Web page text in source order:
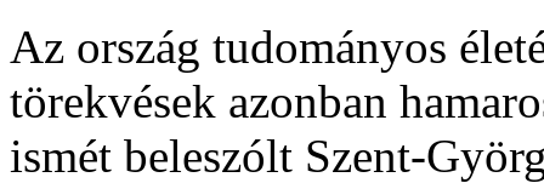
Az ország tudományos
törekvések azonban
ismét beleszólt Szent-